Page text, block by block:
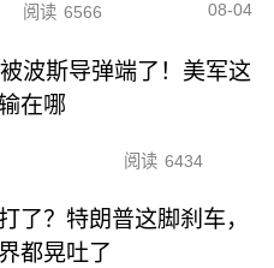
阅读 6566 08-04
波斯导弹端了！美军这
在哪
阅读 6434
了？特朗普这脚刹车，
都晃吐了